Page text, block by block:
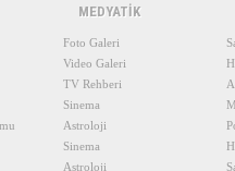
MEDYATİK
Foto Galeri
Video Galeri
TV Rehberi
Sinema
Astroloji
Sinema
Astroloji